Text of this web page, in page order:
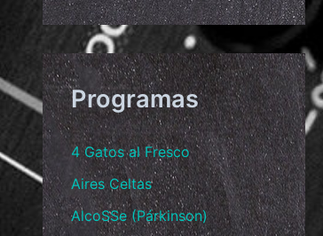
Programas
4 Gatos al Fresco
Aires Celtas
AlcoSSe (Párkinson)